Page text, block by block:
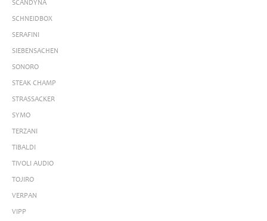
SCANDYNA
SCHNEIDBOX
SERAFINI
SIEBENSACHEN
SONORO
STEAK CHAMP
STRASSACKER
SYMO
TERZANI
TIBALDI
TIVOLI AUDIO
TOJIRO
VERPAN
VIPP